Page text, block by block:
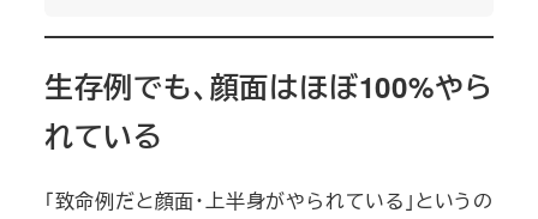
生存例でも、顔面はほぼ100%やら
れている
「致命例だと顔面・上半身がやられている」というの